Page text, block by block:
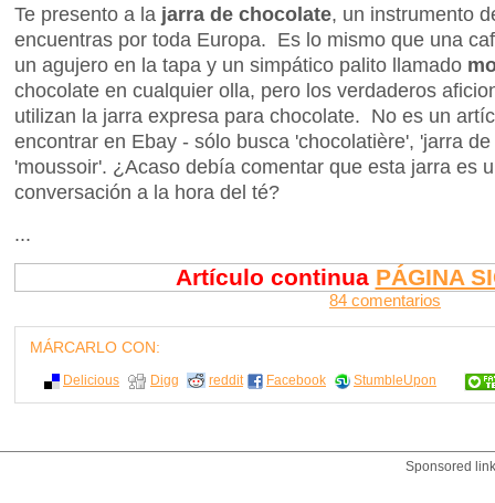
Te presento a la jarra de chocolate, un instrumento
encuentras por toda Europa. Es lo mismo que una
un agujero en la tapa y un simpático palito llamado
chocolate en cualquier olla, pero los verdaderos
utilizan la jarra expresa para chocolate. No es un
encontrar en Ebay - sólo busca 'chocolatière', 'jarra
'moussoir'. ¿Acaso debía comentar que esta jarra es
conversación a la hora del té?
...
Artículo continua PÁGINA
84 comentarios
MÁRCARLO CON:
Delicious Digg reddit Facebook StumbleUpon
Sponsored